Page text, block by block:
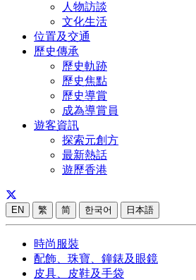
人物訪談
文化生活
位置及交通
歷史傳承
歷史軌跡
歷史焦點
歷史導賞
成為導賞員
遊客資訊
探索元創方
最新熱話
遊歷香港
EN 繁 简 한국어 日本語
時尚服裝
配飾、珠寶、鐘錶及眼鏡
皮具、皮鞋及手袋